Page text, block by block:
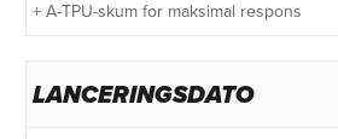
+ A-TPU-skum for maksimal respons
LANCERINGSDATO